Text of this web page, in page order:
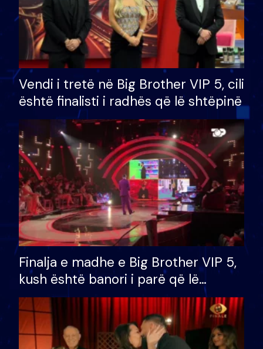
Vendi i tretë në Big Brother VIP 5, cili
është finalisti i radhës që lë shtëpinë
Finalja e madhe e Big Brother VIP 5,
kush është banori i parë që lë
shtëpinë dhe humb mundësinë për
të fituar çmimin e madh